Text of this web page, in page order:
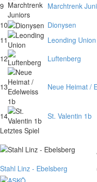
9 Marchtrenk
10
Dionysen
11
Leonding Union
12
Luftenberg
13 Neue Heimat /
14 St. Valentin 1b
Letztes Spiel
Stahl Linz - Ebelsberg